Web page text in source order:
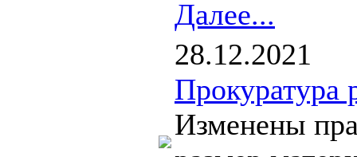
Далее...
28.12.2021
Прокуратура
Изменены